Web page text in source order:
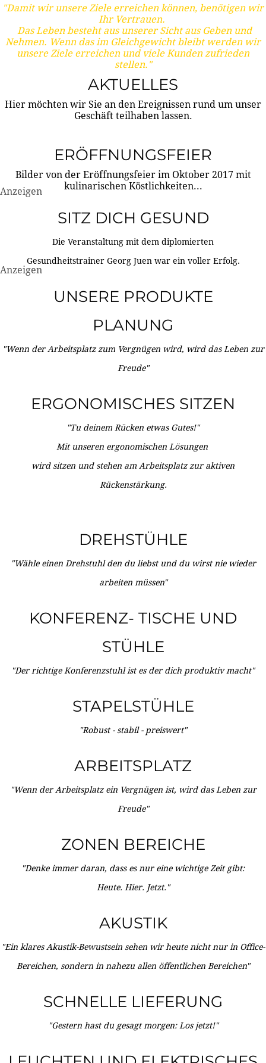
"Damit wir unsere Ziele erreichen können, benötigen wir
Ihr Vertrauen.
Das Leben besteht aus unserer Sicht aus Geben und
Nehmen. Wenn das im Gleichgewicht bleibt werden wir
unsere Ziele erreichen und viele Kunden zufrieden
stellen."
AKTUELLES
Hier möchten wir Sie an den Ereignissen rund um unser
Geschäft teilhaben lassen.
ERÖFFNUNGSFEIER
Bilder von der Eröffnungsfeier im Oktober 2017 mit
kulinarischen Köstlichkeiten...
Anzeigen
SITZ DICH GESUND
Die Veranstaltung mit dem diplomierten
Gesundheitstrainer Georg Juen war ein voller Erfolg.
Anzeigen
UNSERE PRODUKTE
PLANUNG
"Wenn der Arbeitsplatz zum Vergnügen wird, wird das Leben zur
Freude"
ERGONOMISCHES SITZEN
"Tu deinem Rücken etwas Gutes!"
Mit unseren ergonomischen Lösungen
wird sitzen und stehen am Arbeitsplatz zur aktiven
Rückenstärkung.
DREHSTÜHLE
"Wähle einen Drehstuhl den du liebst und du wirst nie wieder
arbeiten müssen"
KONFERENZ- TISCHE UND
STÜHLE
"Der richtige Konferenzstuhl ist es der dich produktiv macht"
STAPELSTÜHLE
"Robust - stabil - preiswert"
ARBEITSPLATZ
"Wenn der Arbeitsplatz ein Vergnügen ist, wird das Leben zur
Freude"
ZONEN BEREICHE
"Denke immer daran, dass es nur eine wichtige Zeit gibt:
Heute. Hier. Jetzt."
AKUSTIK
"Ein klares Akustik-Bewustsein sehen wir heute nicht nur in Office-
Bereichen, sondern in nahezu allen öffentlichen Bereichen"
SCHNELLE LIEFERUNG
"Gestern hast du gesagt morgen: Los jetzt!"